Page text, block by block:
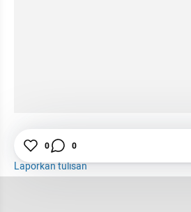
Pendidikan
Laporkan tulisan
0 0